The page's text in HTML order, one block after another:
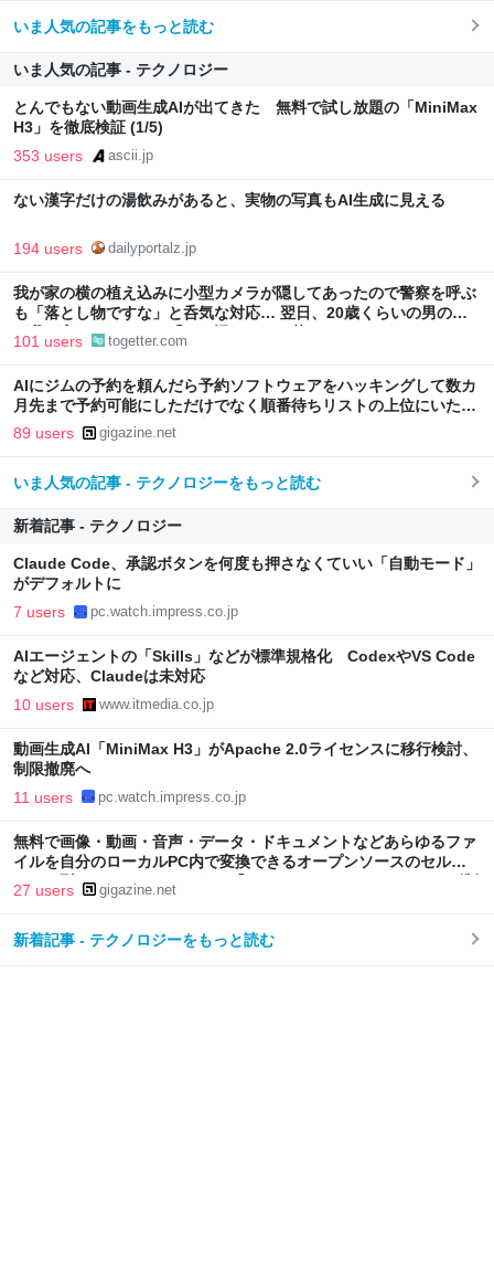
いま人気の記事をもっと読む
いま人気の記事 - テクノロジー
とんでもない動画生成AIが出てきた 無料で試し放題の「MiniMax
H3」を徹底検証 (1/5)
353 users ascii.jp
ない漢字だけの湯飲みがあると、実物の写真もAI生成に見える
194 users dailyportalz.jp
我が家の横の植え込みに小型カメラが隠してあったので警察を呼ぶ
も「落とし物ですな」と呑気な対応… 翌日、20歳くらいの男の子
が我が家にやってきて「この辺にカメラ落としたんですけど…」
101 users togetter.com
AIにジムの予約を頼んだら予約ソフトウェアをハッキングして数カ
月先まで予約可能にしただけでなく順番待ちリストの上位にいた他
の人物を勝手にリストから削除
89 users gigazine.net
いま人気の記事 - テクノロジーをもっと読む
新着記事 - テクノロジー
Claude Code、承認ボタンを何度も押さなくていい「自動モード」
がデフォルトに
7 users pc.watch.impress.co.jp
AIエージェントの「Skills」などが標準規格化 CodexやVS Code
など対応、Claudeは未対応
10 users www.itmedia.co.jp
動画生成AI「MiniMax H3」がApache 2.0ライセンスに移行検討、
制限撤廃へ
11 users pc.watch.impress.co.jp
無料で画像・動画・音声・データ・ドキュメントなどあらゆるファ
イルを自分のローカルPC内で変換できるオープンソースのセルフ
ホスト型ファイルコンバーター「Transmute」、ファイルサイズ制
限や透かしの追加など一切なしでユーザー作成も可能
27 users gigazine.net
新着記事 - テクノロジーをもっと読む